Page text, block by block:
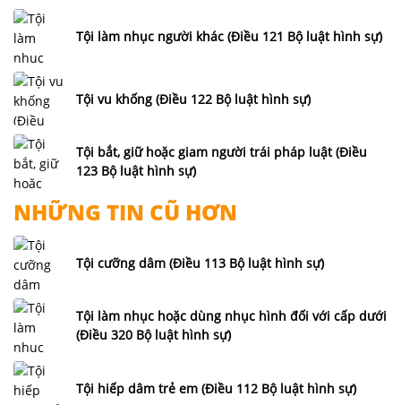
Tội làm nhục người khác (Điều 121 Bộ luật hình sự)
Tội vu khống (Điều 122 Bộ luật hình sự)
Tội bắt, giữ hoặc giam người trái pháp luật (Điều
123 Bộ luật hình sự)
NHỮNG TIN CŨ HƠN
Tội cưỡng dâm (Điều 113 Bộ luật hình sự)
Tội làm nhục hoặc dùng nhục hình đối với cấp dưới
(Điều 320 Bộ luật hình sự)
Tội hiếp dâm trẻ em (Điều 112 Bộ luật hình sự)